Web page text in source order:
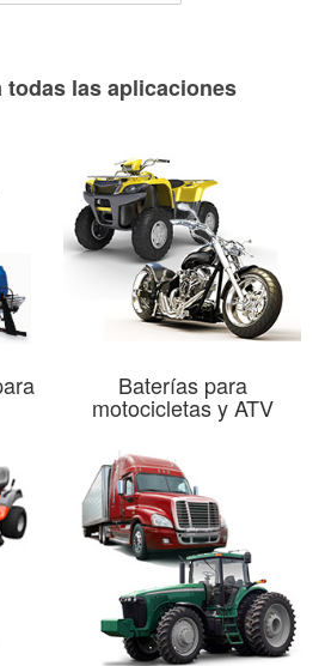
todas las aplicaciones
Baterías para
motocicletas y ATV